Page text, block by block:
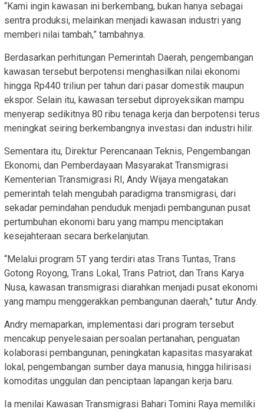
“Kami ingin kawasan ini berkembang, bukan hanya sebagai
sentra produksi, melainkan menjadi kawasan industri yang
memberi nilai tambah,” tambahnya.
Berdasarkan perhitungan Pemerintah Daerah, pengembangan
kawasan tersebut berpotensi menghasilkan nilai ekonomi
hingga Rp440 triliun per tahun dari pasar domestik maupun
ekspor. Selain itu, kawasan tersebut diproyeksikan mampu
menyerap sedikitnya 80 ribu tenaga kerja dan berpotensi terus
meningkat seiring berkembangnya investasi dan industri hilir.
Sementara itu, Direktur Perencanaan Teknis, Pengembangan
Ekonomi, dan Pemberdayaan Masyarakat Transmigrasi
Kementerian Transmigrasi RI, Andy Wijaya mengatakan
pemerintah telah mengubah paradigma transmigrasi, dari
sekadar pemindahan penduduk menjadi pembangunan pusat
pertumbuhan ekonomi baru yang mampu menciptakan
kesejahteraan secara berkelanjutan.
“Melalui program 5T yang terdiri atas Trans Tuntas, Trans
Gotong Royong, Trans Lokal, Trans Patriot, dan Trans Karya
Nusa, kawasan transmigrasi diarahkan menjadi pusat ekonomi
yang mampu menggerakkan pembangunan daerah,” tutur Andy.
Andry memaparkan, implementasi dari program tersebut
mencakup penyelesaian persoalan pertanahan, penguatan
kolaborasi pembangunan, peningkatan kapasitas masyarakat
lokal, pengembangan sumber daya manusia, hingga hilirisasi
komoditas unggulan dan penciptaan lapangan kerja baru.
Ia menilai Kawasan Transmigrasi Bahari Tomini Raya memiliki